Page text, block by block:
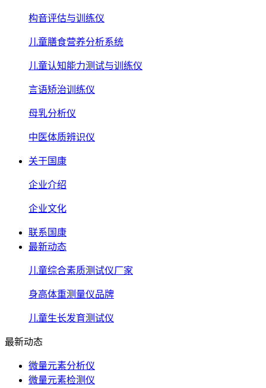
构音评估与训练仪
儿童膳食营养分析系统
儿童认知能力测试与训练仪
言语矫治训练仪
母乳分析仪
中医体质辨识仪
关于国康
企业介绍
企业文化
联系国康
最新动态
儿童综合素质测试仪厂家
身高体重测量仪品牌
儿童生长发育测试仪
最新动态
微量元素分析仪
微量元素检测仪